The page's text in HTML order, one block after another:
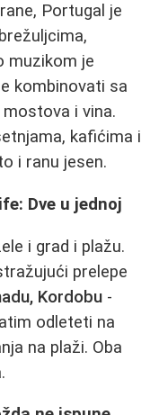
Portugal je
muzikom je
kombinovati sa
i vina.
kafićima i
i ranu jesen.
Dve u jednoj
i grad i plažu.
prelepe
Kordobu -
odleteti na
na plaži. Oba